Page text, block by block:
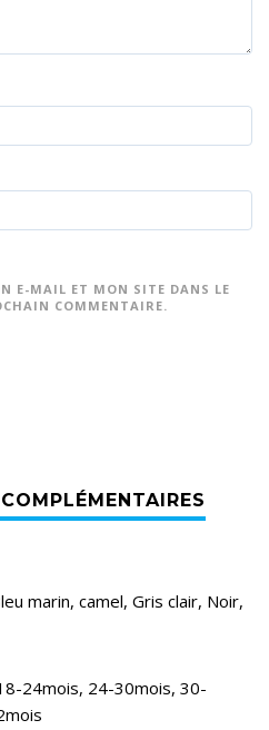
E-MAIL ET MON SITE DANS LE
COMMENTAIRE.
marin, camel, Gris clair, Noir,
24mois, 24-30mois, 30-